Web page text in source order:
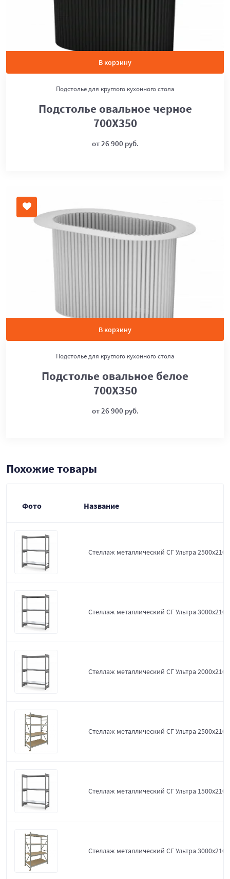
В корзину
Подстолье для круглого кухонного стола
Подстолье овальное черное
700Х350
от 26 900 руб.
В корзину
Подстолье для круглого кухонного стола
Подстолье овальное белое
700Х350
от 26 900 руб.
Похожие товары
Фото Название
Стеллаж металлический СГ Ультра
Стеллаж металлический СГ Ультра
Стеллаж металлический СГ Ультра
Стеллаж металлический СГ Ультра
Стеллаж металлический СГ Ультра
Стеллаж металлический СГ Ультра